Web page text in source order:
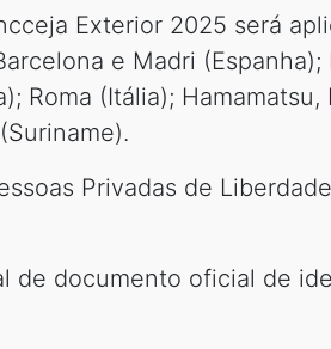
Exterior 2025 será
e Madri
Roma (Itália);
Privadas de
de documento oficial de